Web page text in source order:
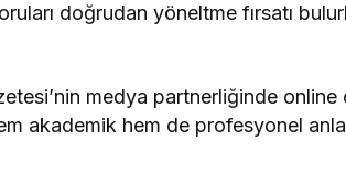
doğrudan yöneltme fırsatı
medya partnerliğinde online
akademik hem de profesyonel